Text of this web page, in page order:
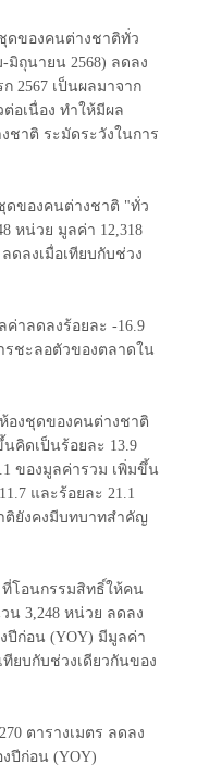
ดของคนต่างชาติทั่ว
มิถุนายน 2568) ลดลง
2567 เป็นผลมาจาก
อเนื่อง ทำให้มีผล
ชาติ ระมัดระวังในการ
ของคนต่างชาติ "ทั่ว
หน่วย มูลค่า 12,318
ดลงเมื่อเทียบกับช่วง
าลดลงร้อยละ -16.9
รชะลอตัวของตลาดใน
งชุดของคนต่างชาติ
คิดเป็นร้อยละ 13.9
ของมูลค่ารวม เพิ่มขึ้น
และร้อยละ 21.1
ติยังคงมีบทบาทสำคัญ
โอนกรรมสิทธิ์ให้คน
น 3,248 หน่วย ลดลง
ปีก่อน (YOY) มีมูลค่า
ทียบกับช่วงเดียวกันของ
ตารางเมตร ลดลง
งปีก่อน (YOY)